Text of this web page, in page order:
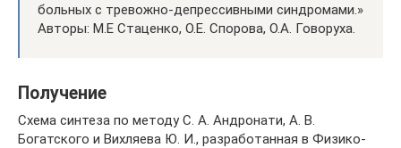
больных с тревожно-депрессивными синдромами.»
Авторы: М.Е Стаценко, О.Е. Спорова, О.А. Говоруха.
Получение
Схема синтеза по методу С. А. Андронати, А. В.
Богатского и Вихляева Ю. И., разработанная в Физико-